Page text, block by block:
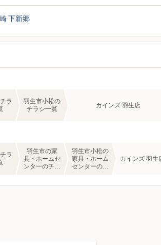
下新郷
ラ
羽生市小松の
チラシ一覧
カインズ 羽生店
ラ
羽生市の家
具・ホームセ
ンターのチラ
羽生市小松の
家具・ホーム
センターのチ
カインズ 羽生